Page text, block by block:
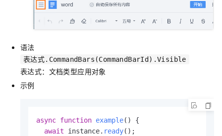
语法
表达式.CommandBars(CommandBarId).Visible
表达式：文档类型应用对象
示例
async function example( ) {
await instance. ready();